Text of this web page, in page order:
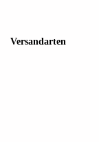
Versandarten